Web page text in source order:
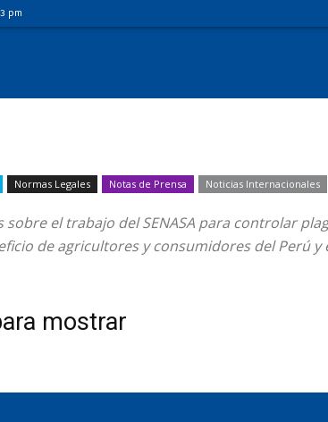
pm
Normas Legales Notas de Prensa Noticias Internacionales
sobre el trabajo del SENASA para controlar
de agricultores y consumidores del Perú y
mostrar